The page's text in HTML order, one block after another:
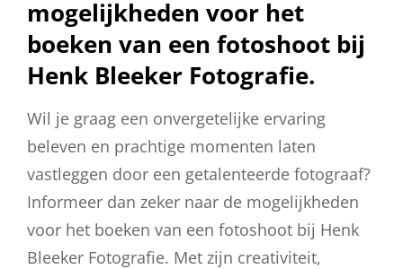
mogelijkheden voor het
boeken van een fotoshoot bij
Henk Bleeker Fotografie.
Wil je graag een onvergetelijke ervaring
beleven en prachtige momenten laten
vastleggen door een getalenteerde fotograaf?
Informeer dan zeker naar de mogelijkheden
voor het boeken van een fotoshoot bij Henk
Bleeker Fotografie. Met zijn creativiteit,